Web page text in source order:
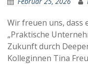
Wir freuen uns, dass
„Praktische
Zukunft durch
Kolleginnen Tina